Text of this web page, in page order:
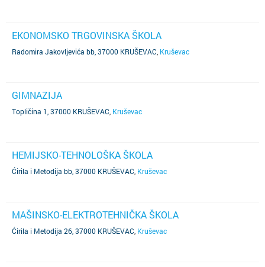
EKONOMSKO TRGOVINSKA ŠKOLA
Radomira Jakovljevića bb, 37000 KRUŠEVAC Kruševac
GIMNAZIJA
Topličina 1, 37000 KRUŠEVAC Kruševac
HEMIJSKO-TEHNOLOŠKA ŠKOLA
Ćirila i Metodija bb, 37000 KRUŠEVAC Kruševac
MAŠINSKO-ELEKTROTEHNIČKA ŠKOLA
Ćirila i Metodija 26, 37000 KRUŠEVAC Kruševac